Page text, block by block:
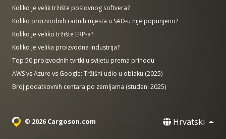
Koliko je velik tržište poslovnog softvera?
Koliko proizvodnih radnih mjesta u SAD-u nije popunjeno?
Koliko je veliko tržište ERP-a?
Koliko je velika proizvodna industrija?
Top 50 proizvodnih tvrtki u svijetu prema prihodu
AWS vs Azure vs Google: Tržišni udio u oblaku (2025)
Broj podatkovnih centara po zemljama (studeni 2025)
© 2026 Cargoson.com Hrvatski